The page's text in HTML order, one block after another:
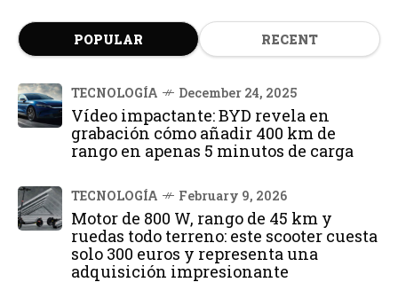
POPULAR RECENT
TECNOLOGÍA December 24, 2025
Vídeo impactante: BYD revela en
grabación cómo añadir 400 km de
rango en apenas 5 minutos de carga
TECNOLOGÍA February 9, 2026
Motor de 800 W, rango de 45 km y
ruedas todo terreno: este scooter cuesta
solo 300 euros y representa una
adquisición impresionante